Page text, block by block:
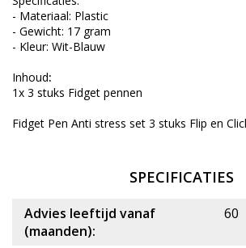
- Materiaal: Plastic
- Gewicht: 17 gram
- Kleur: Wit-Blauw
Inhoud:
1x 3 stuks Fidget pennen
Fidget Pen Anti stress set 3 stuks Flip en
SPECIFICATIES
Advies leeftijd vanaf
(maanden):
60